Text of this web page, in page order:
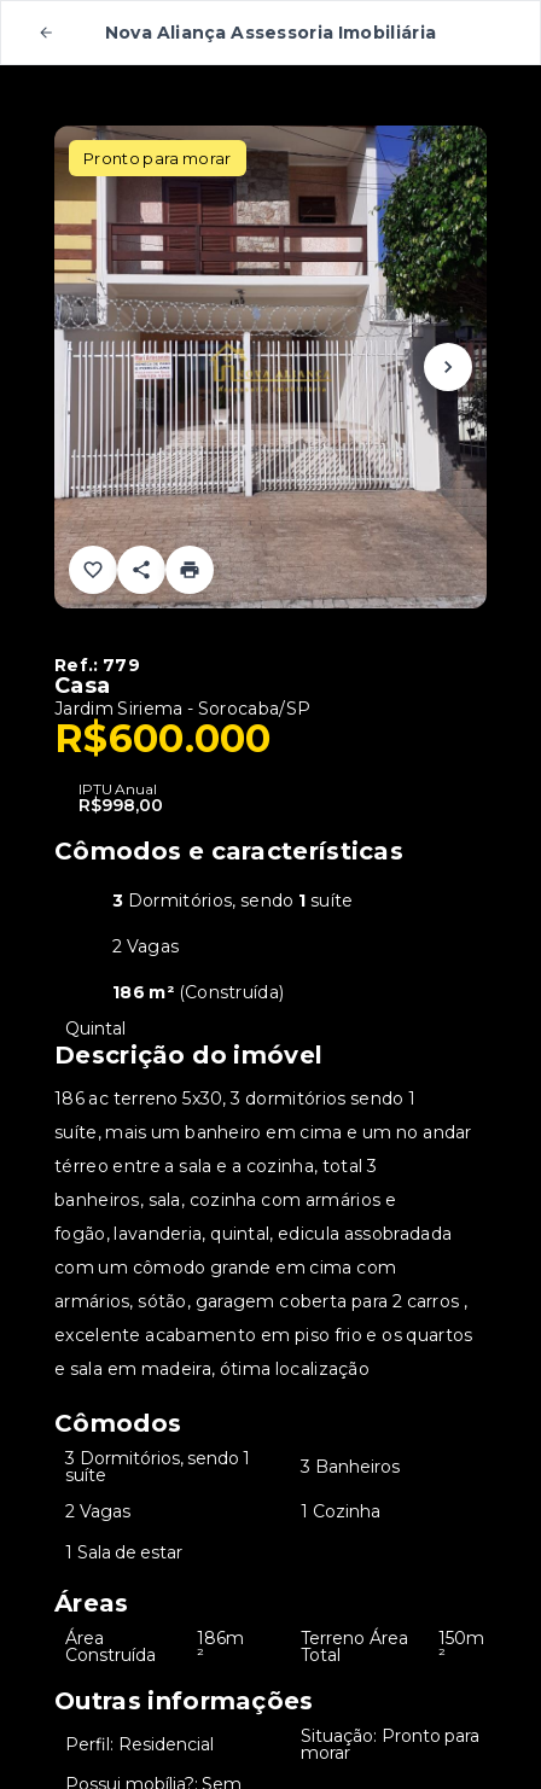
Nova Aliança Assessoria Imobiliária
Pronto para morar
Ref.: 779
Casa
Jardim Siriema - Sorocaba/SP
R$600.000
IPTU Anual
R$998,00
Cômodos e características
3 Dormitórios, sendo 1 suíte
2 Vagas
186 m² (Construída)
Quintal
Descrição do imóvel
186 ac terreno 5x30, 3 dormitórios sendo 1
suíte, mais um banheiro em cima e um no andar
térreo entre a sala e a cozinha, total 3
banheiros, sala, cozinha com armários e
fogão, lavanderia, quintal, edicula assobradada
com um cômodo grande em cima com
armários, sótão, garagem coberta para 2 carros ,
excelente acabamento em piso frio e os quartos
e sala em madeira, ótima localização
Cômodos
3 Dormitórios, sendo 1
suíte 3 Banheiros
2 Vagas
1 Cozinha
1 Sala de estar
Áreas
Área
Construída
186m
²
Terreno Área
Total
150m
²
Outras informações
Perfil: Residencial Situação: Pronto para
morar
Possui mobília?: Sem